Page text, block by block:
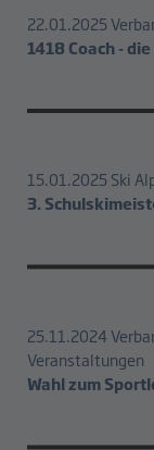
22.01.2025
1418 Coach -
15.01.2025 Ski
3.
25.11.2024
Veranstaltungen
Wahl zum